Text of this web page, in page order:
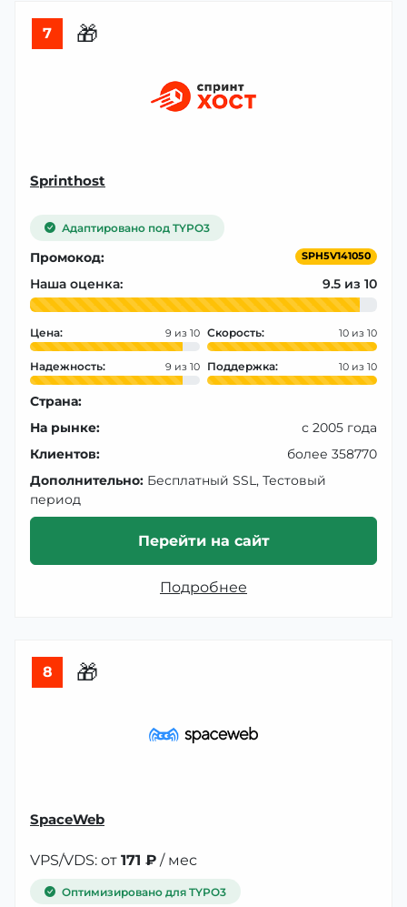
7 🎁
Sprinthost
Адаптировано под TYPO3
Промокод: SPH5V141050
Наша оценка: 9.5
Цена: 9 Скорость: 10
Надежность: 9 Поддержка: 10
Страна:
На рынке:
с 2005 года
Клиентов:
более 358770
Дополнительно: Бесплатный SSL, Тестовый
период
Перейти на сайт
Подробнее
8 🎁
SpaceWeb
VPS/VDS: от 171 ₽ / мес
Оптимизировано для TYPO3